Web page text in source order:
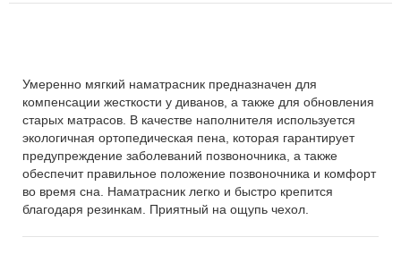
Умеренно мягкий наматрасник предназначен для
компенсации жесткости у диванов, а также для обновления
старых матрасов. В качестве наполнителя используется
экологичная ортопедическая пена, которая гарантирует
предупреждение заболеваний позвоночника, а также
обеспечит правильное положение позвоночника и комфорт
во время сна. Наматрасник легко и быстро крепится
благодаря резинкам. Приятный на ощупь чехол.